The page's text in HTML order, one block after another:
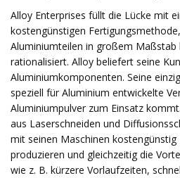
Alloy Enterprises füllt die Lücke mit
kostengünstigen
Aluminiumteilen in großem Maßstab
rationalisiert. Alloy beliefert seine
Aluminiumkomponenten. Seine
speziell für Aluminium entwickelte
Aluminiumpulver zum Einsatz
aus Laserschneiden und
mit seinen Maschinen
produzieren und gleichzeitig die
wie z. B. kürzere Vorlaufzeiten,